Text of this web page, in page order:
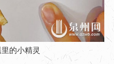
的小精灵